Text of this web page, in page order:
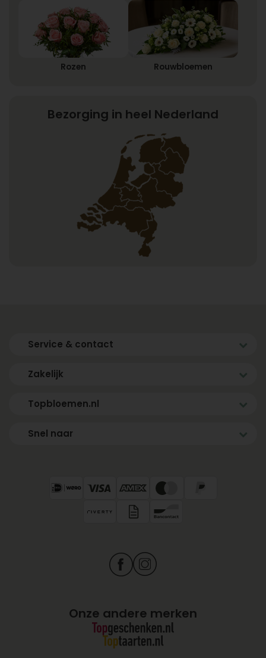
Rozen Rouwbloemen
Bezorging in heel Nederland
Service & contact
Zakelijk
Topbloemen.nl
Snel naar
Onze andere merken